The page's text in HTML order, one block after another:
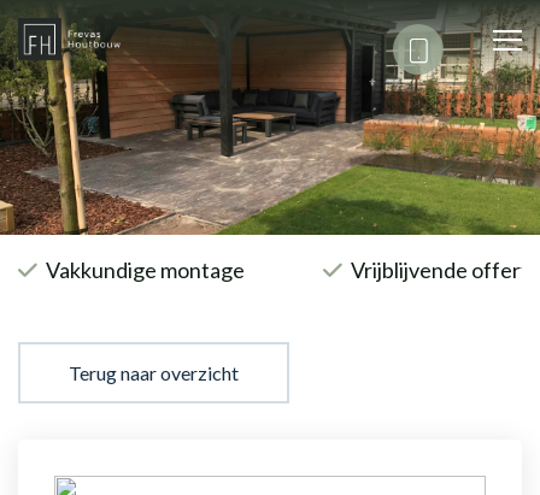
Vakkundige montage Vrijblijvende offerte
Terug naar overzicht